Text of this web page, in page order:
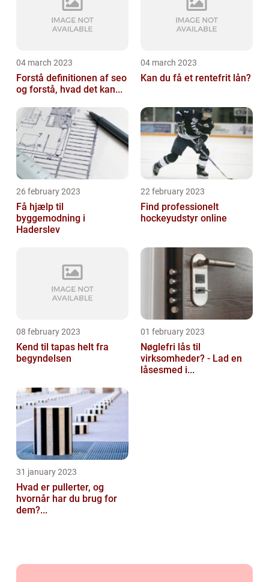
04 march 2023
Forstå definitionen af seo
og forstå, hvad det kan...
04 march 2023
Kan du få et rentefrit lån?
26 february 2023
Få hjælp til
byggemodning i
Haderslev
22 february 2023
Find professionelt
hockeyudstyr online
08 february 2023
Kend til tapas helt fra
begyndelsen
01 february 2023
Nøglefri lås til
virksomheder? - Lad en
låsesmed i...
31 january 2023
Hvad er pullerter, og
hvornår har du brug for
dem?...